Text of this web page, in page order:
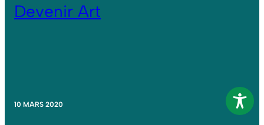
Devenir Art
10 MARS 2020